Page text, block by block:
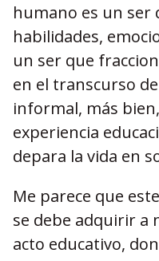
humano es un ser
habilidades,
un ser que
en el transcurso
informal, más
experiencia
depara la vida en
Me parece que
se debe adquirir a
acto educativo,